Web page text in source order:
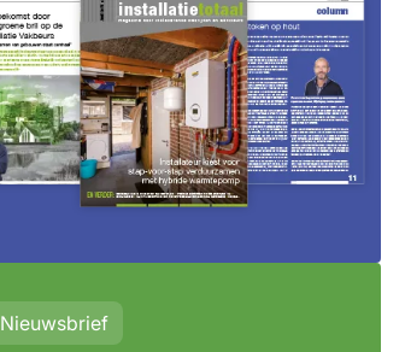
Nieuwsbrief